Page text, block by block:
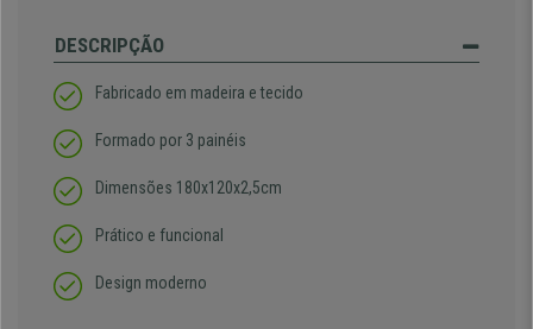
DESCRIPÇÃO
Fabricado em madeira e tecido
Formado por 3 painéis
Dimensões 180x120x2,5cm
Prático e funcional
Design moderno